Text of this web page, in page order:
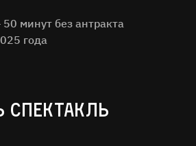
минут без антракта
года
СПЕКТАКЛЬ